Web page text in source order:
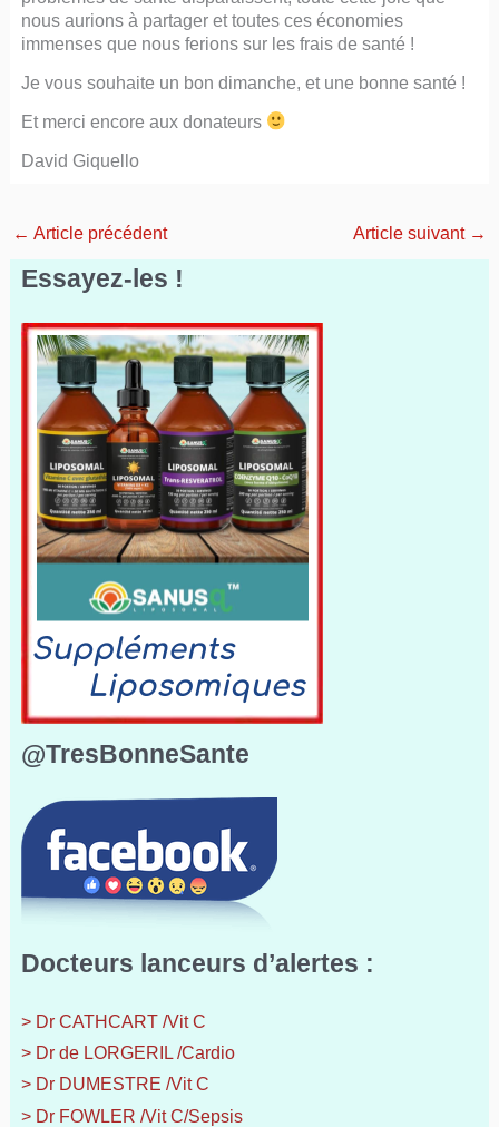
nous aurions à partager et toutes ces économies
immenses que nous ferions sur les frais de santé !
Je vous souhaite un bon dimanche, et une bonne santé !
Et merci encore aux donateurs
David Giquello
← Article précédent Article suivant →
Essayez-les !
@TresBonneSante
Docteurs lanceurs d’alertes :
> Dr CATHCART /Vit C
> Dr de LORGERIL /Cardio
> Dr DUMESTRE /Vit C
> Dr FOWLER /Vit C/Sepsis